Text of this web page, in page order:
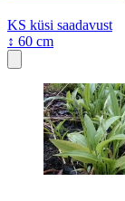
KS küsi saadavust
↕ 60 cm